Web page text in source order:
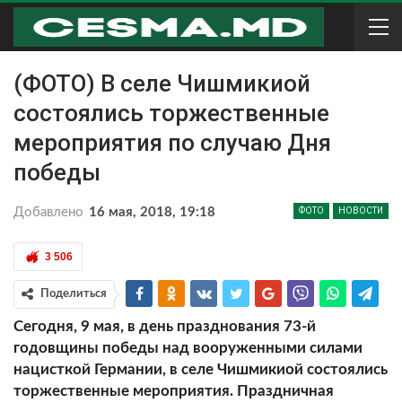
(ФОТО) В селе Чишмикиой
состоялись торжественные
мероприятия по случаю Дня
победы
ФОТО НОВОСТИ
Добавлено 16 мая, 2018, 19:18
3 506
Поделиться
Сегодня, 9 мая, в день празднования 73-й
годовщины победы над вооруженными силами
нацисткой Германии, в селе Чишмикиой состоялись
торжественные мероприятия. Праздничная